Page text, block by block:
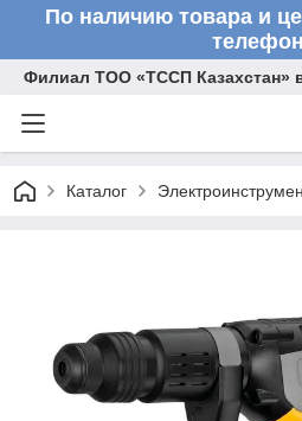
По наличию товара и
Филиал ТОО «ТССП Казахстан»
Каталог